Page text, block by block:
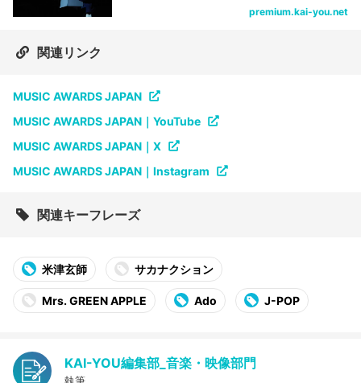
premium.kai-you.net
関連リンク
MUSIC AWARDS JAPAN
MUSIC AWARDS JAPAN｜YouTube
MUSIC AWARDS JAPAN｜X
MUSIC AWARDS JAPAN｜Instagram
関連キーフレーズ
米津玄師 サカナクション
Mrs. GREEN APPLE Ado J-POP
KAI-YOU編集部_音楽・映像部門
執筆